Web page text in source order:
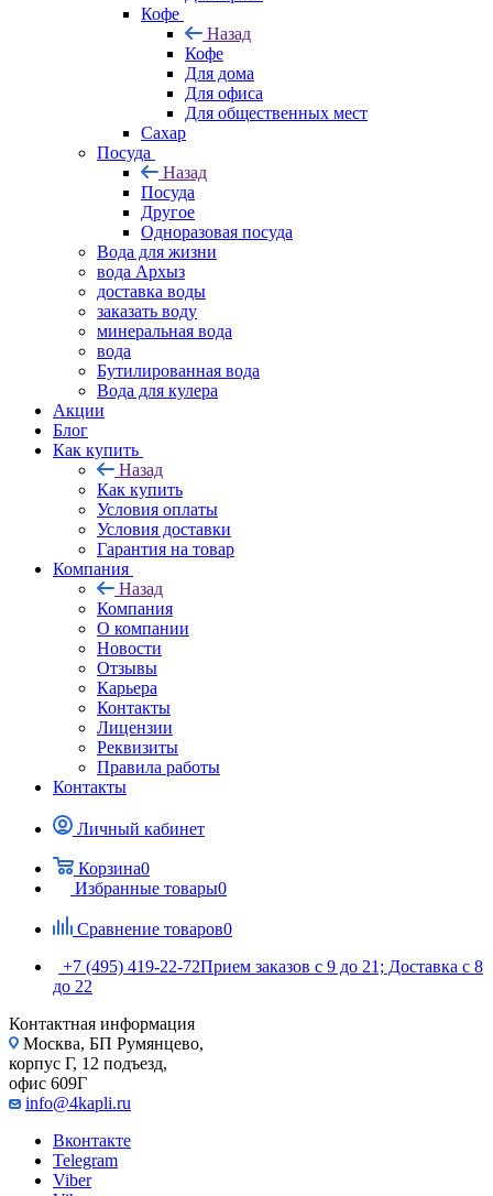
Кофе
Назад
Кофе
Для дома
Для офиса
Для общественных мест
Сахар
Посуда
Назад
Посуда
Другое
Одноразовая посуда
Вода для жизни
вода Архыз
доставка воды
заказать воду
минеральная вода
вода
Бутилированная вода
Вода для кулера
Акции
Блог
Как купить
Назад
Как купить
Условия оплаты
Условия доставки
Гарантия на товар
Компания
Назад
Компания
О компании
Новости
Отзывы
Карьера
Контакты
Лицензии
Реквизиты
Правила работы
Контакты
Личный кабинет
Корзина0
Избранные товары0
Сравнение товаров0
+7 (495) 419-22-72Прием заказов с 9 до 21; Доставка с 8
до 22
Контактная информация
Москва, БП Румянцево,
корпус Г, 12 подъезд,
офис 609Г
info@4kapli.ru
Вконтакте
Telegram
Viber